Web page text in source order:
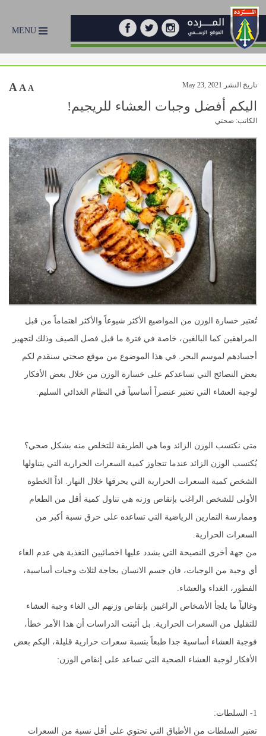
MENU
تاريخ النشر May 23, 2021 A A A
اليكم أفضل وجبات العشاء للريجيم!
الكاتب: صحتي
تُعتبر خسارة الوزن من المواضيع الأكثر شيوعاً والأكثر اهتماماً من قبل
المراهقين كما البالغين، خاصة في فترة ما قبل فصل الصيف وذلك لتجهيز
أجسادهم لموسم البحر. في هذا الموضوع من موقع صحتي سنقدم لكم
بعض النصائح التي تساعدكم على خسارة الوزن من خلال بعض الأفكار
لوجبة العشاء التي تعتبر عنصراً أساسياً في النظام الغذائي السليم.
متى نكتسب الوزن الزائد وما هي الطريقة للتخلص منه بشكل صحي؟
يُكتسب الوزن الزائد عندما تتجاوز كمية السعرات الحرارية التي يتناولها
الشخص كمية السعرات الحرارية التي يحرقها خلال النهار. اذاً الخطوة
الأولى للشخص الراغب بإنقاص وزنه هي تناول كمية أقل من الطعام
وممارسة التمارين الرياضية التي تساعده على حرق نسبة أكبر من
السعرات الحرارية.
من جهة أخرى النصيحة التي يشدد عليها اخصائيين التغذية هي عدم الغاء
أي وجبة من الوجبات، فان جسم الانسان بحاجة لثلاث وجبات أساسية،
الفطور، الغداء والعشاء.
وغالباً ما يلجأ الأشخاص الراغبين بإنقاص وزنهم الى الغاء وجبة العشاء
للتقليل من السعرات الحرارية. بل أثبتت الدراسات أن هذا الأمر خطأ،
فوجبة العشاء أساسية جدا طبعاً بنسبة سعرات حرارية قليلة، اليكم بعض
الأفكار لوجبة العشاء الصحية التي تساعد على إنقاص الوزن:
1- السلطات:
تعتبر السلطات من الأطباق التي تحتوي على أقل نسبة من السعرات